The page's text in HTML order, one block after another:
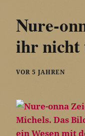
Nure-
ihr nicht
VOR 5 JAHREN